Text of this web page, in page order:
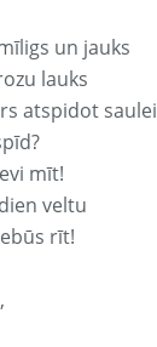
un jauks
lauks
atspidot saulei
mīt!
veltu
rīt!